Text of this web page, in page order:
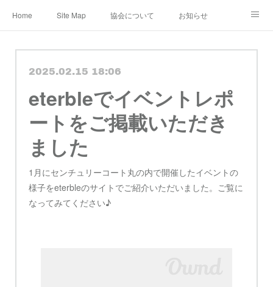
Home Site Map 協会について お知らせ
ショップ&ギャラリー Instagram
教室 認定講師 ブログ 規約
2025.02.15 18:06
eterbleでイベントレポ
ートをご掲載いただき
ました
1月にセンチュリーコート丸の内で開催したイベントの
様子をeterbleのサイトでご紹介いただいました。ご覧に
なってみてください♪